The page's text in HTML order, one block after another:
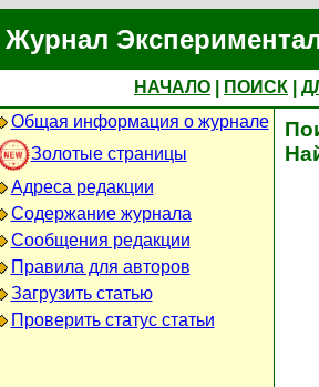
Журнал
НАЧАЛО ПОИСК
Общая информация о журнале
Золотые страницы
Адреса редакции
Содержание журнала
Сообщения редакции
Правила для авторов
Загрузить статью
Проверить статус статьи